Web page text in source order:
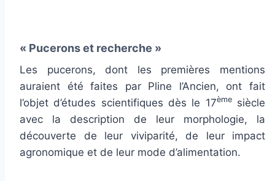
« Pucerons et recherche »
Les pucerons, dont les premières mentions
auraient été faites par Pline l’Ancien, ont fait
l’objet d’études scientifiques dès le 17èmesiècle
avec la description de leur morphologie, la
découverte de leur viviparité, de leur impact
agronomique et de leur mode d’alimentation.